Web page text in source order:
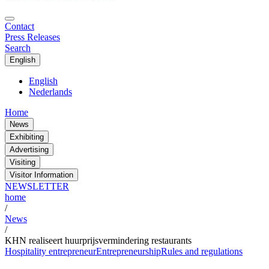
Contact
Press Releases
Search
English
English
Nederlands
Home
News
Exhibiting
Advertising
Visiting
Visitor Information
NEWSLETTER
home
/
News
/
KHN realiseert huurprijsvermindering restaurants
Hospitality entrepreneurEntrepreneurshipRules and regulations